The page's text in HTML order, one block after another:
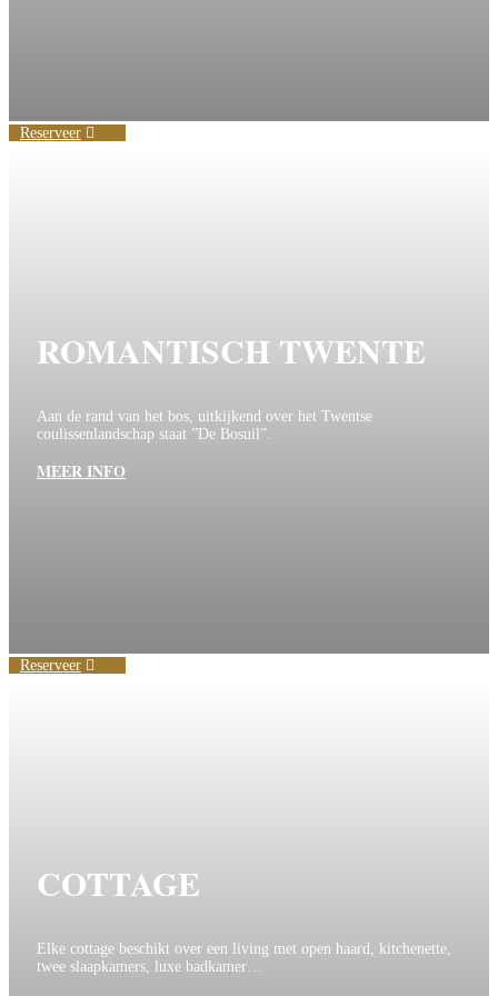
Reserveer
ROMANTISCH TWENTE
Aan de rand van het bos, uitkijkend over het Twentse
coulissenlandschap staat ”De Bosuil”.
MEER INFO
Reserveer
COTTAGE
Elke cottage beschikt over een living met open haard, kitchenette,
twee slaapkamers, luxe badkamer…